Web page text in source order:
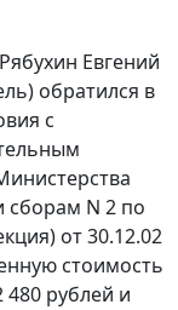
Евгений
обратился в
с
сборам N 2 по
от 30.12.02
стоимость
480 рублей и